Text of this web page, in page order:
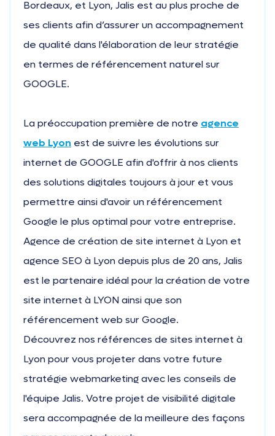
Bordeaux, et Lyon, Jalis est au plus proche de
ses clients afin d’assurer un accompagnement
de qualité dans l'élaboration de leur stratégie
en termes de référencement naturel sur
GOOGLE.
La préoccupation première de notre agence
web Lyon est de suivre les évolutions sur
internet de GOOGLE afin d'offrir à nos clients
des solutions digitales toujours à jour et vous
permettre ainsi d'avoir un référencement
Google le plus optimal pour votre entreprise.
Agence de création de site internet à Lyon et
agence SEO à Lyon depuis plus de 20 ans, Jalis
est le partenaire idéal pour la création de votre
site internet à LYON ainsi que son
référencement web sur Google.
Découvrez nos références de sites internet à
Lyon pour vous projeter dans votre future
stratégie webmarketing avec les conseils de
l'équipe Jalis. Votre projet de visibilité digitale
sera accompagnée de la meilleure des façons